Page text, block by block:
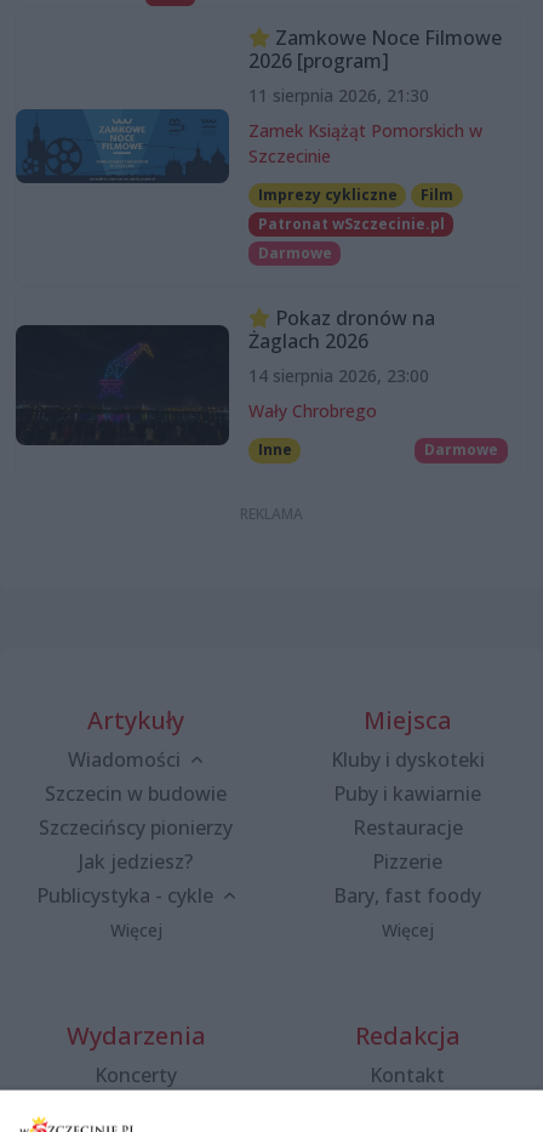
Zamkowe Noce Filmowe
2026 [program]
11 sierpnia 2026, 21:30
Zamek Książąt Pomorskich w
Szczecinie
Imprezy cykliczne
Film
Patronat wSzczecinie.pl
Darmowe
Pokaz dronów na
Żaglach 2026
14 sierpnia 2026, 23:00
Wały Chrobrego
Inne Darmowe
Artykuły
Wiadomości
Szczecin w budowie
Szczecińscy pionierzy
Jak jedziesz?
Publicystyka - cykle
Więcej
Miejsca
Kluby i dyskoteki
Puby i kawiarnie
Restauracje
Pizzerie
Bary, fast foody
Więcej
Wydarzenia
Koncerty
Redakcja
Kontakt